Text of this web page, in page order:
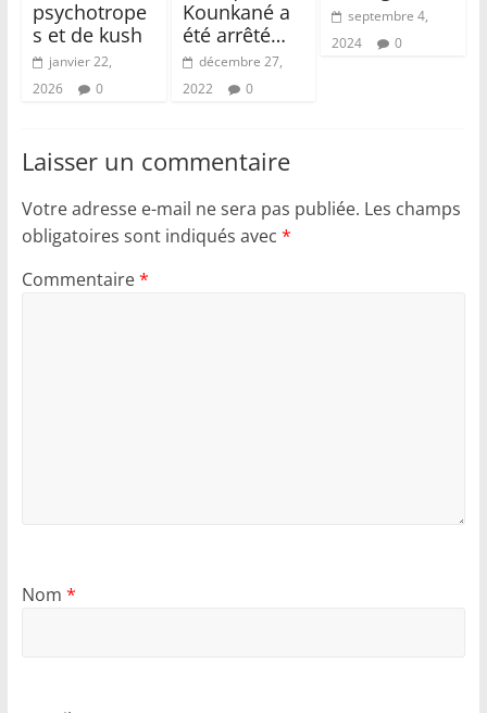
psychotrope
s et de kush
janvier 22,
2026
0
Kounkané a
été arrêté…
décembre 27,
2022
0
septembre 4,
2024
0
Laisser un commentaire
Votre adresse e-mail ne sera pas publiée. Les champs
obligatoires sont indiqués avec *
Commentaire*
Nom *